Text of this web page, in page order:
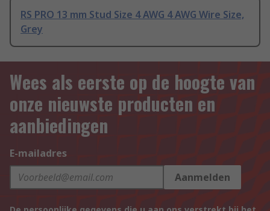
RS PRO 13 mm Stud Size 4 AWG 4 AWG Wire Size,
Grey
Wees als eerste op de hoogte van
onze nieuwste producten en
aanbiedingen
E-mailadres
Aanmelden